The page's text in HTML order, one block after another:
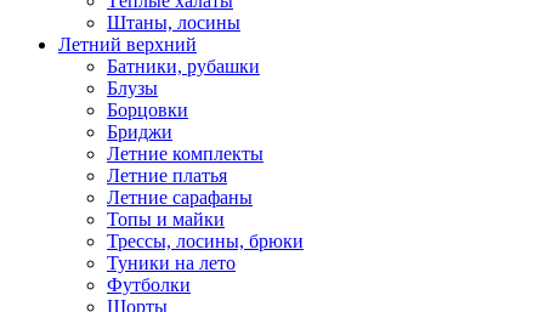
Штаны, лосины
Летний верхний
Батники, рубашки
Блузы
Борцовки
Бриджи
Летние комплекты
Летние платья
Летние сарафаны
Топы и майки
Трессы, лосины, брюки
Туники на лето
Футболки
Шорты